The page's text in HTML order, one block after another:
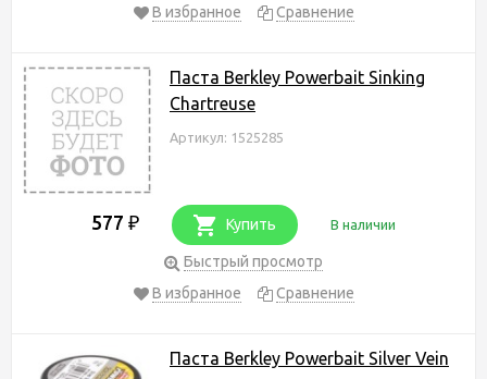
В избранное
Сравнение
Паста Berkley Powerbait Sinking
Chartreuse
Артикул: 1525285
577 ₽ Купить В наличии
Быстрый просмотр
В избранное
Сравнение
Паста Berkley Powerbait Silver Vein